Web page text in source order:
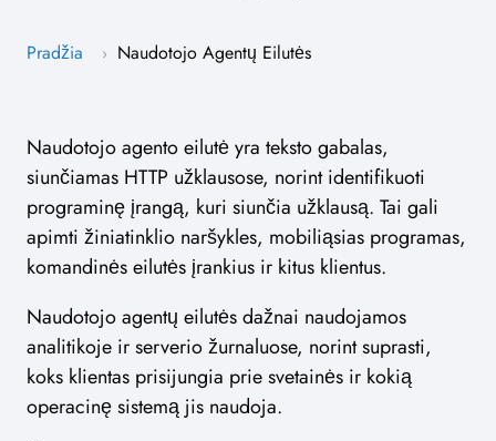
Pradžia › Naudotojo Agentų Eilutės
Naudotojo agento eilutė yra teksto gabalas,
siunčiamas HTTP užklausose, norint identifikuoti
programinę įrangą, kuri siunčia užklausą. Tai gali
apimti žiniatinklio naršykles, mobiliąsias programas,
komandinės eilutės įrankius ir kitus klientus.
Naudotojo agentų eilutės dažnai naudojamos
analitikoje ir serverio žurnaluose, norint suprasti,
koks klientas prisijungia prie svetainės ir kokią
operacinę sistemą jis naudoja.